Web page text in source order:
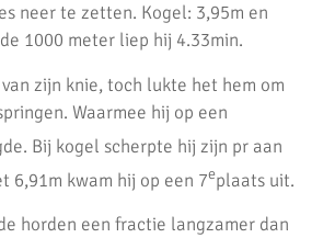
atleten geplaatst voor competitie finale.
voor AKU junioren
5 Juni 2021
neer te zetten. Kogel: 3,95m en
1000 meter liep hij 4.33min.
zijn knie, toch lukte het hem om
Waarmee hij op een
Bij kogel scherpte hij zijn pr aan
6,91m kwam hij op een 7eplaats uit.
horden een fractie langzamer dan